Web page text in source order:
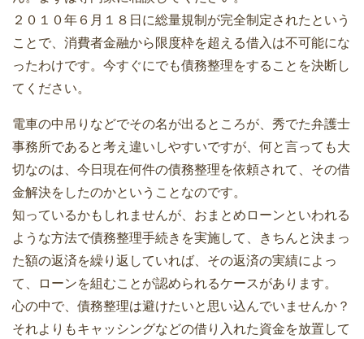
２０１０年６月１８日に総量規制が完全制定されたという
ことで、消費者金融から限度枠を超える借入は不可能にな
ったわけです。今すぐにでも債務整理をすることを決断し
てください。
電車の中吊りなどでその名が出るところが、秀でた弁護士
事務所であると考え違いしやすいですが、何と言っても大
切なのは、今日現在何件の債務整理を依頼されて、その借
金解決をしたのかということなのです。
知っているかもしれませんが、おまとめローンといわれる
ような方法で債務整理手続きを実施して、きちんと決まっ
た額の返済を繰り返していれば、その返済の実績によっ
て、ローンを組むことが認められるケースがあります。
心の中で、債務整理は避けたいと思い込んでいませんか？
それよりもキャッシングなどの借り入れた資金を放置して